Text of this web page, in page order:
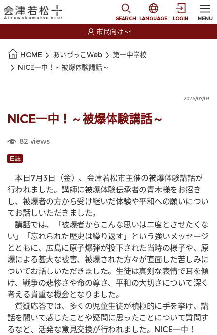
SEARCH
選択すると言語の切
LANGUAGE LOGIN MENU
市民向け
HOME あいづっこWeb
第一中学校
NICE一中！～被爆体験講話～
2026/07/03
NICE一中！～被爆体験講話～
82 views
日誌
本日7月3日（金）、会津若松市主催の被爆体験講話が
行われました。講師に被爆体験伝承者の青木様をお招き
し、被爆者の方から受け継いだ体験や平和への願いについ
てお話しいただきました。
講話では、「被爆者からこんな思いは二度とさせたくな
い」「忘れられた歴史は繰り返す」という強いメッセージ
とともに、広島に原子爆弾が投下された当時の様子や、原
爆による甚大な被害、被爆された方々が直面した苦しみに
ついてお話しいただきました。生徒は真剣な表情で耳を傾
け、戦争の悲惨さや命の尊さ、平和の大切さについて深く
考える貴重な機会となりました。
質疑応答では、多くの児童生徒が積極的に手を挙げ、講
話を聞いて感じたことや疑問に思ったことについて質問す
るなど、活発な意見交換が行われました。NICE一中！